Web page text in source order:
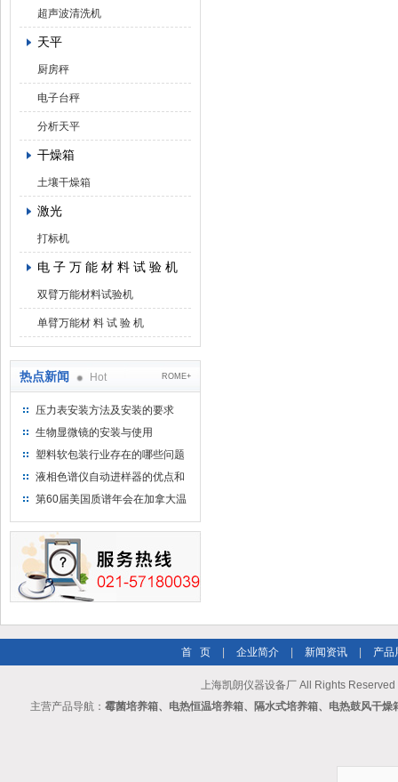
超声波清洗机
天平
厨房秤
电子台秤
分析天平
干燥箱
土壤干燥箱
激光
打标机
电 子 万 能 材 料 试 验 机
双臂万能材料试验机
单臂万能材 料 试 验 机
热点新闻 Hot ROME+
压力表安装方法及安装的要求
生物显微镜的安装与使用
塑料软包装行业存在的哪些问题
液相色谱仪自动进样器的优点和
维护
第60届美国质谱年会在加拿大温
首 页 企业简介 新闻资讯 产品
上海凯朗仪器设备厂 All Rights Reserved
主营产品导航： 霉菌培养箱、电热恒温培养箱、隔水式培养箱、电热鼓风干